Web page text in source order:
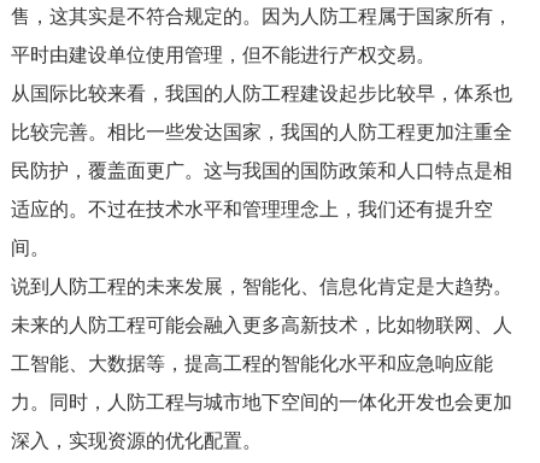
售，这其实是不符合规定的。因为人防工程属于国家所有，
平时由建设单位使用管理，但不能进行产权交易。
从国际比较来看，我国的人防工程建设起步比较早，体系也
比较完善。相比一些发达国家，我国的人防工程更加注重全
民防护，覆盖面更广。这与我国的国防政策和人口特点是相
适应的。不过在技术水平和管理理念上，我们还有提升空
间。
说到人防工程的未来发展，智能化、信息化肯定是大趋势。
未来的人防工程可能会融入更多高新技术，比如物联网、人
工智能、大数据等，提高工程的智能化水平和应急响应能
力。同时，人防工程与城市地下空间的一体化开发也会更加
深入，实现资源的优化配置。